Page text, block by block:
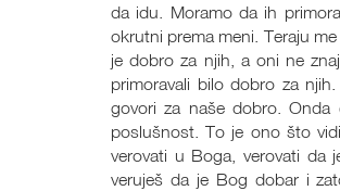
da idu. Moramo da ih
okrutni prema meni. Teraju
je dobro za njih, a oni ne
primoravali bilo dobro za
govori za naše dobro.
poslušnost. To je ono što
verovati u Boga, verovati da
veruješ da je Bog dobar i